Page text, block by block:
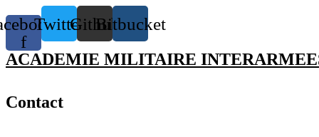
f
TwitterGithubBitbucket
ACADEMIE MILITAIRE
Contact